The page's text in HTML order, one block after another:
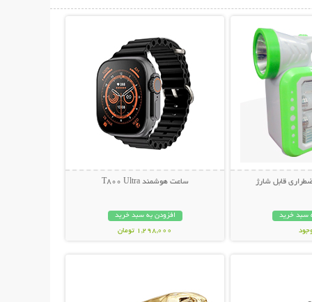
قابل شارژ
سبد خرید
ساعت هوشمند T800 Ultra
افزودن به سبد خرید
1,298,000 تومان